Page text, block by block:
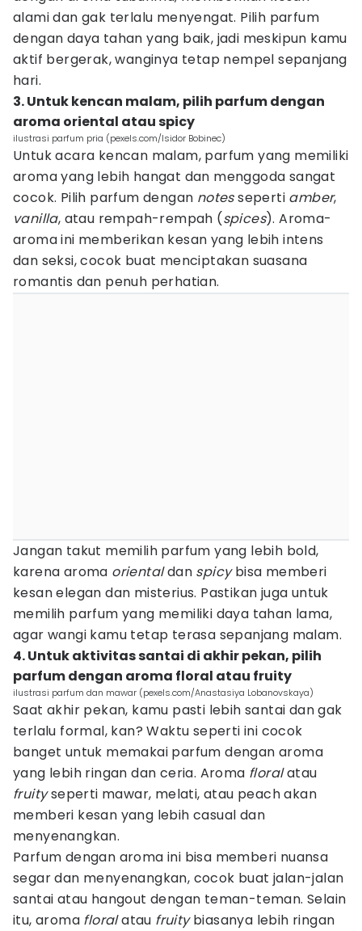
alami dan gak terlalu menyengat. Pilih parfum
dengan daya tahan yang baik, jadi meskipun kamu
aktif bergerak, wanginya tetap nempel sepanjang
hari.
3. Untuk kencan malam, pilih parfum dengan
aroma oriental atau spicy
ilustrasi parfum pria (pexels.com/Isidor Bobinec)
Untuk acara kencan malam, parfum yang memiliki
aroma yang lebih hangat dan menggoda sangat
cocok. Pilih parfum dengan notesseperti amber,
vanilla, atau rempah-rempah (spices). Aroma-
aroma ini memberikan kesan yang lebih intens
dan seksi, cocok buat menciptakan suasana
romantis dan penuh perhatian.
Jangan takut memilih parfum yang lebih bold,
karena aroma orientaldan spicybisa memberi
kesan elegan dan misterius. Pastikan juga untuk
memilih parfum yang memiliki daya tahan lama,
agar wangi kamu tetap terasa sepanjang malam.
4. Untuk aktivitas santai di akhir pekan, pilih
parfum dengan aroma floral atau fruity
ilustrasi parfum dan mawar (pexels.com/Anastasiya Lobanovskaya)
Saat akhir pekan, kamu pasti lebih santai dan gak
terlalu formal, kan? Waktu seperti ini cocok
banget untuk memakai parfum dengan aroma
yang lebih ringan dan ceria. Aroma floralatau
fruityseperti mawar, melati, atau peach akan
memberi kesan yang lebih casual dan
menyenangkan.
Parfum dengan aroma ini bisa memberi nuansa
segar dan menyenangkan, cocok buat jalan-jalan
santai atau hangout dengan teman-teman. Selain
itu, aroma floralatau fruitybiasanya lebih ringan